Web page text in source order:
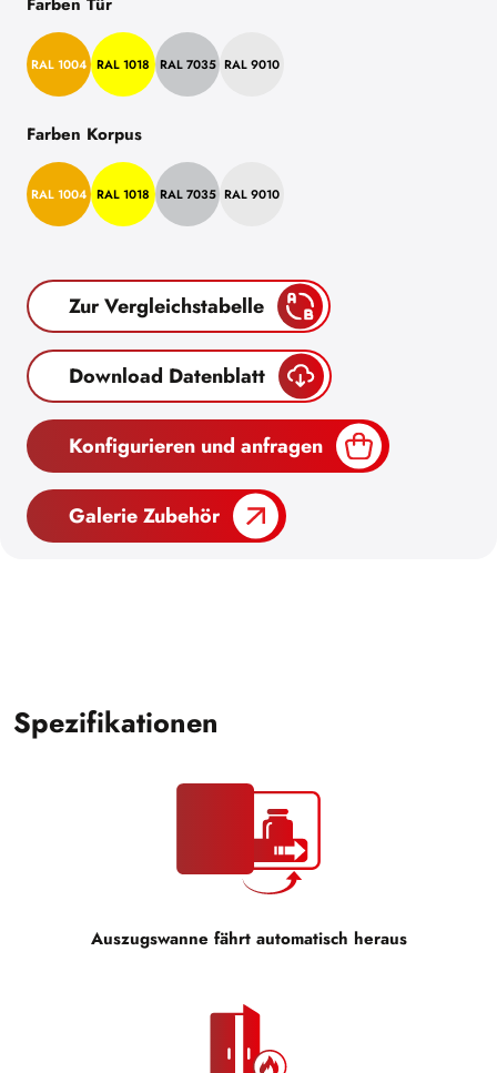
RAL 1004 RAL 1018 RAL 7035 RAL 9010
Farben Korpus
RAL 1004 RAL 1018 RAL 7035 RAL 9010
Zur Vergleichstabelle
Download Datenblatt
Konfigurieren und anfragen
Galerie Zubehör
Spezifikationen
Auszugswanne fährt automatisch heraus